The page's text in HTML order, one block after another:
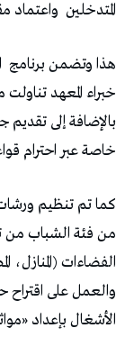
المتدخلين واعتماد
هذا وتضمن برنامج
خبراء المعهد
بالإضافة إلى
خاصة عبر احترام
من فئة الشباب من
الفضاءات (المنازل،
والعمل على اقتراح
الأشغال بإعداد